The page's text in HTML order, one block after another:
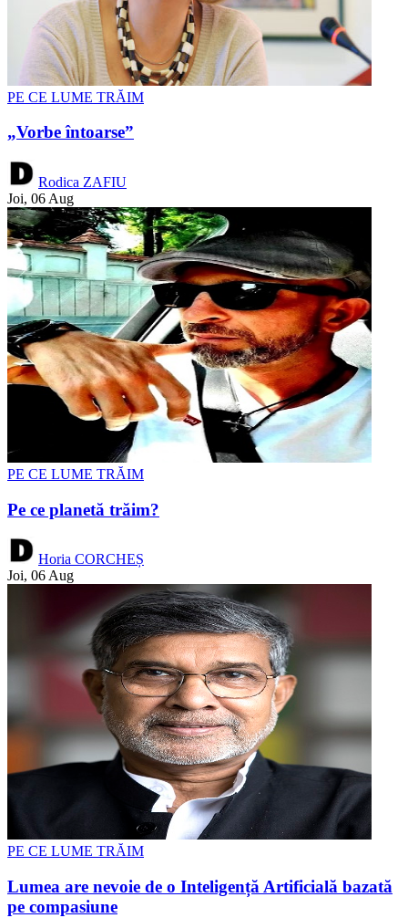
PE CE LUME TRĂIM
„Vorbe întoarse”
Rodica ZAFIU
Joi, 06 Aug
PE CE LUME TRĂIM
Pe ce planetă trăim?
Horia CORCHEȘ
Joi, 06 Aug
PE CE LUME TRĂIM
Lumea are nevoie de o Inteligență Artificială bazată
pe compasiune